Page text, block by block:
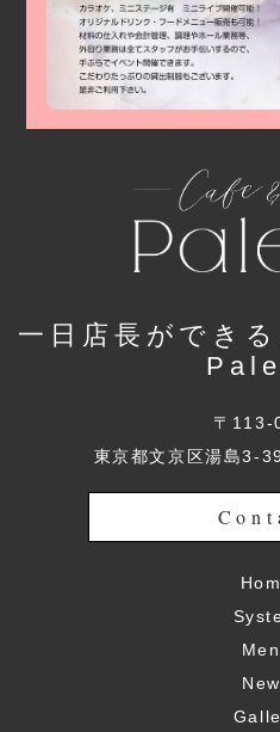
一日店長ができ
〒113-
東京都文京区湯島3-